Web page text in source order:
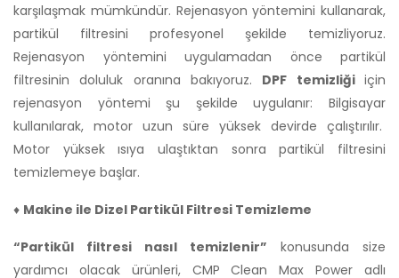
karşılaşmak mümkündür. Rejenasyon yöntemini kullanarak,
partikül filtresini profesyonel şekilde temizliyoruz.
Rejenasyon yöntemini uygulamadan önce partikül
filtresinin doluluk oranına bakıyoruz. DPF temizliğiiçin
rejenasyon yöntemi şu şekilde uygulanır: Bilgisayar
kullanılarak, motor uzun süre yüksek devirde çalıştırılır.
Motor yüksek ısıya ulaştıktan sonra partikül filtresini
temizlemeye başlar.
♦ Makine ile Dizel Partikül Filtresi Temizleme
“Partikül filtresi nasıl temizlenir” konusunda size
yardımcı olacak ürünleri, CMP Clean Max Power adlı